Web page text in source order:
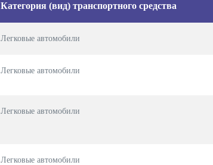
Категория (вид) транспортного средства
Легковые автомобили
Легковые автомобили
Легковые автомобили
Легковые автомобили